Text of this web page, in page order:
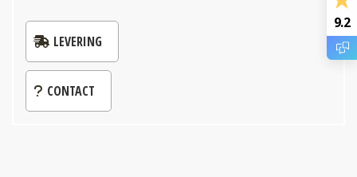
LEVERING
CONTACT
9.2